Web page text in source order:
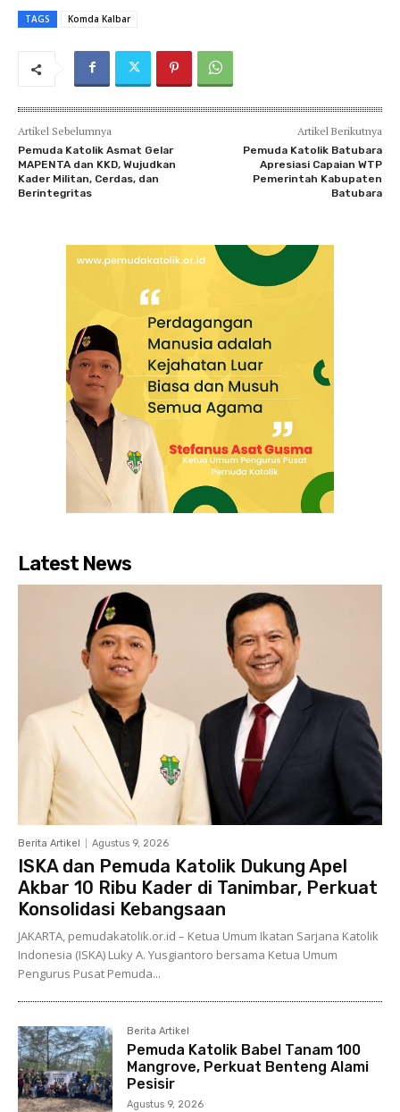
TAGS Komda Kalbar
Artikel Sebelumnya
Pemuda Katolik Asmat Gelar
MAPENTA dan KKD, Wujudkan
Kader Militan, Cerdas, dan
Berintegritas
Artikel Berikutnya
Pemuda Katolik Batubara
Apresiasi Capaian WTP
Pemerintah Kabupaten
Batubara
Latest News
Berita Artikel Agustus 9, 2026
ISKA dan Pemuda Katolik Dukung Apel
Akbar 10 Ribu Kader di Tanimbar, Perkuat
Konsolidasi Kebangsaan
JAKARTA, pemudakatolik.or.id – Ketua Umum Ikatan Sarjana Katolik
Indonesia (ISKA) Luky A. Yusgiantoro bersama Ketua Umum
Pengurus Pusat Pemuda...
Berita Artikel
Pemuda Katolik Babel Tanam 100
Mangrove, Perkuat Benteng Alami
Pesisir
Agustus 9, 2026